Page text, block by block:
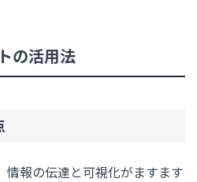
の活用法
情報の伝達と可視化がますます